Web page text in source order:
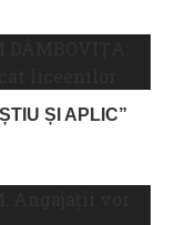
ȘI APLIC”